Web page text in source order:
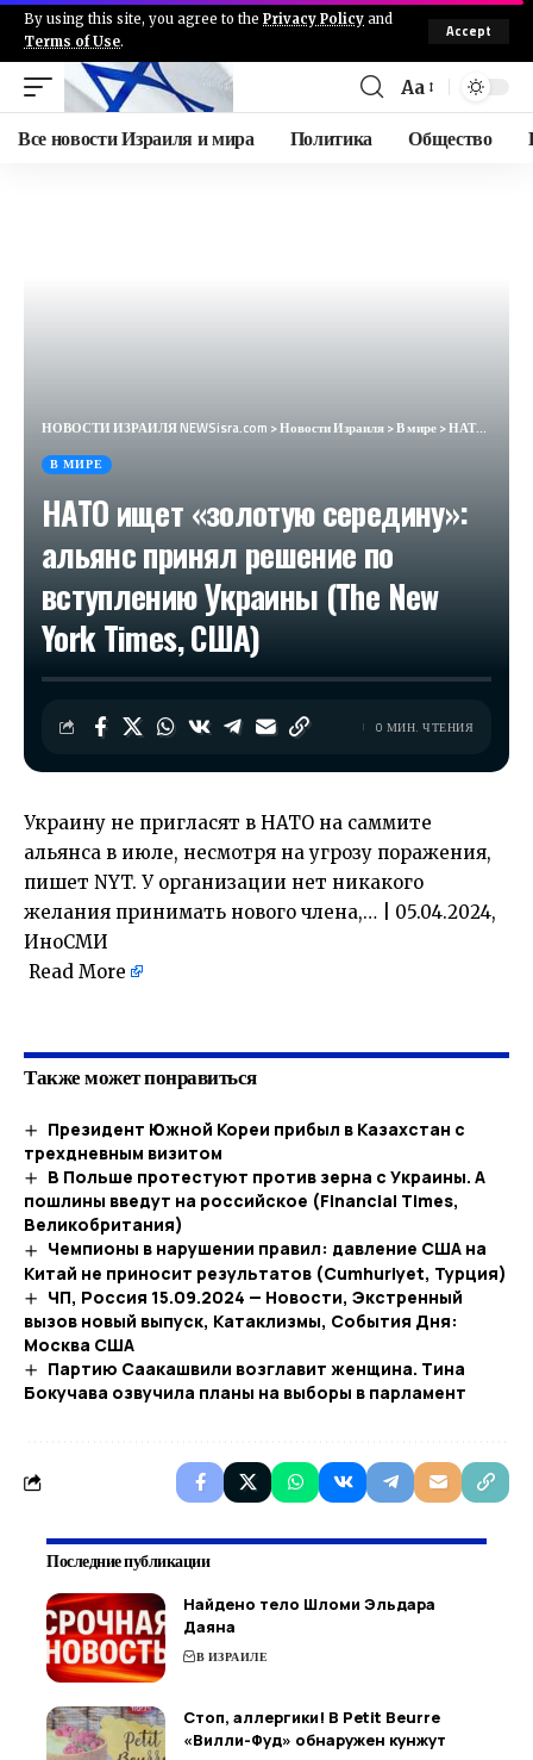
By using this site, you agree to the Privacy Policy and
Terms of Use.
Accept
Aa
Все новости Израиля и мира Политика Общество
НОВОСТИ ИЗРАИЛЯ NEWSisra.com >Новости Израиля>В мире>НАТО ищет «золотую середину»: альянс принял решение по вступлению Украины (The New York Times, США)
В МИРЕ
НАТО ищет «золотую середину»:
альянс принял решение по
вступлению Украины (The New
York Times, США)
0 МИН. ЧТЕНИЯ
Украину не пригласят в НАТО на саммите
альянса в июле, несмотря на угрозу поражения,
пишет NYT. У организации нет никакого
желания принимать нового члена,… | 05.04.2024,
ИноСМИ
Read More
Также может понравиться
Президент Южной Кореи прибыл в Казахстан с
трехдневным визитом
В Польше протестуют против зерна с Украины. А
пошлины введут на российское (Financial Times,
Великобритания)
Чемпионы в нарушении правил: давление США на
Китай не приносит результатов (Cumhuriyet, Турция)
ЧП, Россия 15.09.2024 — Новости, Экстренный
вызов новый выпуск, Катаклизмы, События Дня:
Москва США
Партию Саакашвили возглавит женщина. Тина
Бокучава озвучила планы на выборы в парламент
Последние публикации
Найдено тело Шломи Эльдара
Даяна
В ИЗРАИЛЕ
Стоп, аллергики! В Petit Beurre
«Вилли-Фуд» обнаружен кунжут